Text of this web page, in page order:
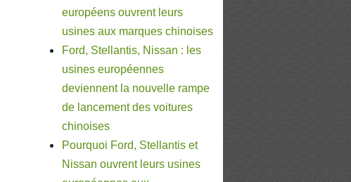
européens ouvrent leurs
usines aux marques chinoises
Ford, Stellantis, Nissan : les
usines européennes
deviennent la nouvelle rampe
de lancement des voitures
chinoises
Pourquoi Ford, Stellantis et
Nissan ouvrent leurs usines